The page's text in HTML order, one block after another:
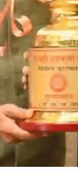
2025